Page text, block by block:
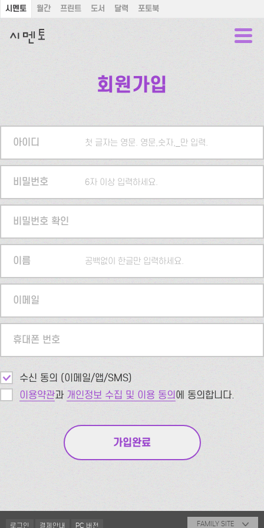
시멘토 월간 프린트 도서 달력 포토북
회원가입
아이디 첫 글자는 영문. 영문,숫자,_만 입력.
비밀번호 6자 이상 입력하세요.
비밀번호 확인
이름 공백없이 한글만 입력하세요.
이메일
휴대폰 번호
수신 동의 (이메일/앱/SMS)
이용약관과 개인정보 수집 및 이용 동의에 동의합니다.
로그인 결제안내 PC 버전 FAMILY SITE